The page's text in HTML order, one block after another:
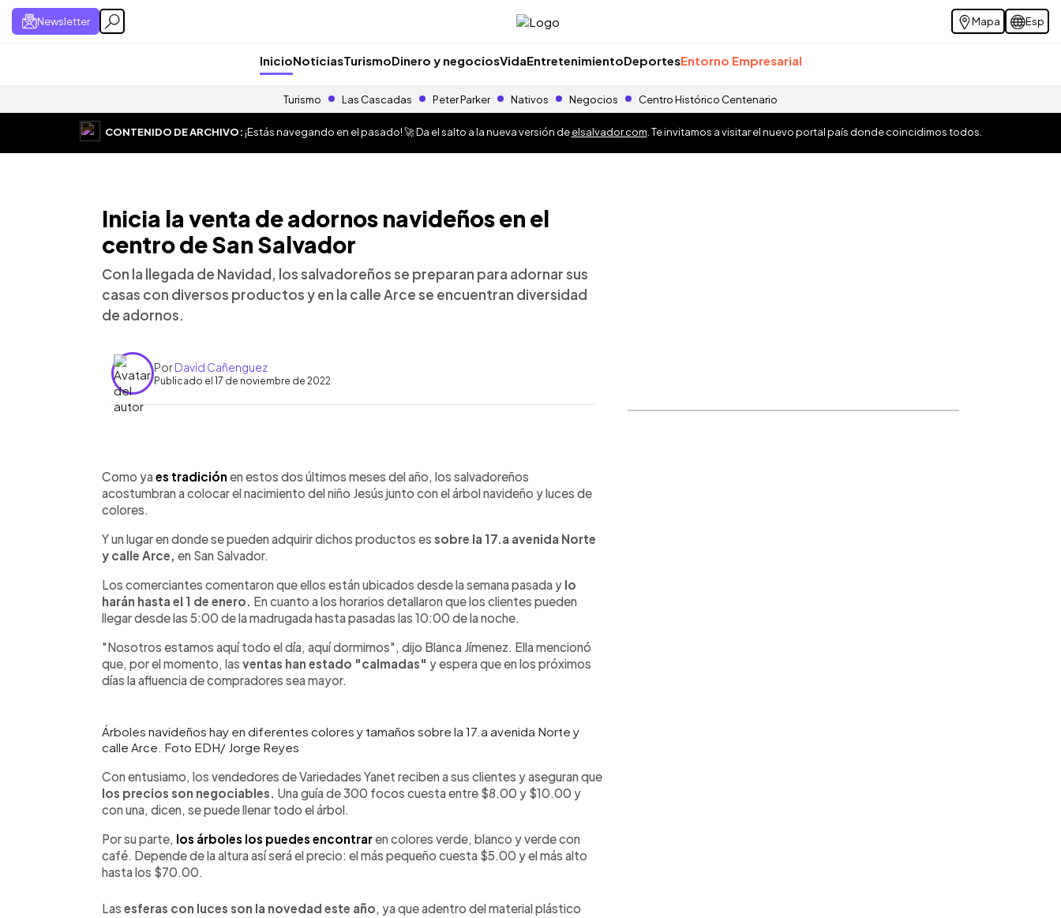
Newsletter Mapa Esp
InicioNoticiasTurismoDinero y negociosVidaEntretenimientoDeportesEntorno Empresarial
Turismo Las Cascadas Peter Parker Nativos Negocios Centro Histórico Centenario
CONTENIDO DE ARCHIVO:¡Estás navegando en el pasado! 🚀 Da el salto a la nueva versión deelsalvador.com . Te invitamos a visitar el nuevo portal país donde coincidimos todos.
Inicia la venta de adornos navideños en el
centro de San Salvador
Con la llegada de Navidad, los salvadoreños se preparan para adornar sus
casas con diversos productos y en la calle Arce se encuentran diversidad
de adornos.
PorDavid Cañenguez
Publicado el 17 de noviembre de 2022
Escuchar artículo
Como yaes tradición en estos dos últimos meses del año, los salvadoreños
acostumbran a colocar el nacimiento del niño Jesús junto con el árbol navideño y luces de
colores.
Y un lugar en donde se pueden adquirir dichos productos es sobre la 17.a avenida Norte
y calle Arce, en San Salvador.
Los comerciantes comentaron que ellos están ubicados desde la semana pasada y lo
harán hasta el 1 de enero. En cuanto a los horarios detallaron que los clientes pueden
llegar desde las 5:00 de la madrugada hasta pasadas las 10:00 de la noche.
"Nosotros estamos aquí todo el día, aquí dormimos", dijo Blanca Jímenez. Ella mencionó
que, por el momento, las ventas han estado "calmadas" y espera que en los próximos
días la afluencia de compradores sea mayor.
Árboles navideños hay en diferentes colores y tamaños sobre la 17.a avenida Norte y
calle Arce. Foto EDH/ Jorge Reyes
Con entusiamo, los vendedores de Variedades Yanet reciben a sus clientes y aseguran que
los precios son negociables. Una guía de 300 focos cuesta entre $8.00 y $10.00 y
con una, dicen, se puede llenar todo el árbol.
Por su parte, los árboles los puedes encontraren colores verde, blanco y verde con
café. Depende de la altura así será el precio: el más pequeño cuesta $5.00 y el más alto
hasta los $70.00.
Las esferas con luces son la novedad este año, ya que adentro del material plástico